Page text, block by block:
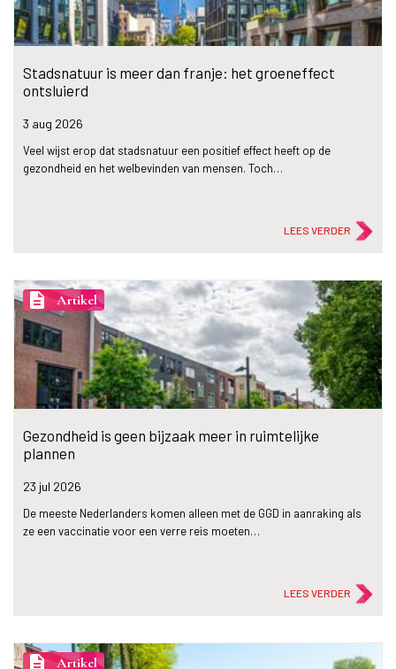
Stadsnatuur is meer dan franje: het groeneffect
ontsluierd
3 aug 2026
Veel wijst erop dat stadsnatuur een positief effect heeft op de
gezondheid en het welbevinden van mensen. Toch…
LEES VERDER
description Artikel
Gezondheid is geen bijzaak meer in ruimtelijke
plannen
23 jul 2026
De meeste Nederlanders komen alleen met de GGD in aanraking als
ze een vaccinatie voor een verre reis moeten…
LEES VERDER
description Artikel